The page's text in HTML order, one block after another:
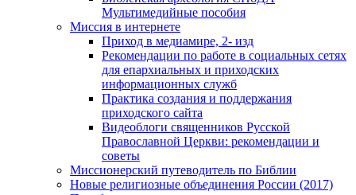
Мультимедийные пособия
Миссия в интернете
Приход в медиамире, 2- изд
Рекомендации по работе в социальных сетях
для епархиальных и приходских
информационных служб
Практика создания и поддержания
приходского сайта
Видеоблоги священников Русской
Православной Церкви: рекомендации и
советы
Миссионерский путеводитель по Библии
Новые религиозные объединения России (2017)